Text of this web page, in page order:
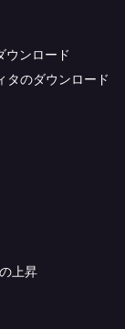
ウンロード
タのダウンロード
上昇